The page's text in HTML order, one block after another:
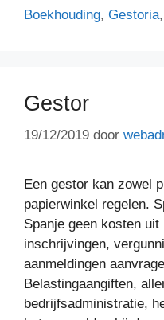
Boekhouding, Gestoria,
Gestor
19/12/2019 door
Een gestor kan zowel
papierwinkel regelen.
Spanje geen kosten
inschrijvingen,
aanmeldingen
Belastingaangiften,
bedrijfsadministratie,